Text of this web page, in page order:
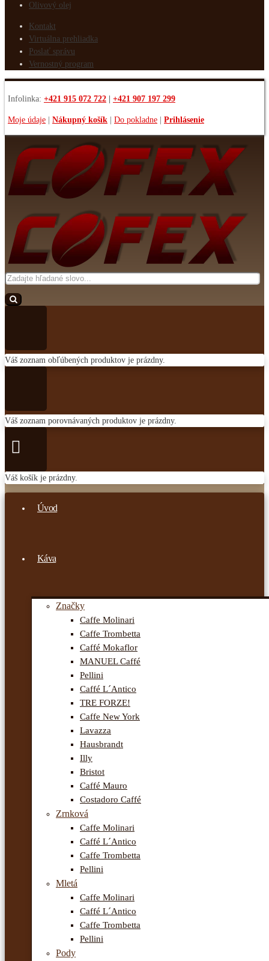
Olivový olej
Kontakt
Virtuálna prehliadka
Poslať správu
Vernostný program
Infolinka: +421 915 072 722 +421 907 197 299
Moje údaje Nákupný košík Do pokladne Prihlásenie
Váš zoznam obľúbených produktov je prázdny.
Váš zoznam porovnávaných produktov je prázdny.
Váš košík je prázdny.
Úvod
Káva
Značky
Caffe Molinari
Caffe Trombetta
Caffé Mokaflor
MANUEL Caffé
Pellini
Caffé L´Antico
TRE FORZE!
Caffe New York
Lavazza
Hausbrandt
Illy
Bristot
Caffé Mauro
Costadoro Caffé
Zrnková
Caffe Molinari
Caffé L´Antico
Caffe Trombetta
Pellini
Mletá
Caffe Molinari
Caffé L´Antico
Caffe Trombetta
Pellini
Pody